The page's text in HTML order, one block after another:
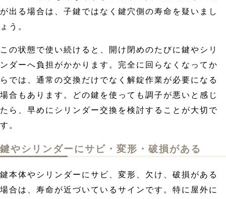
が出る場合は、子鍵ではなく鍵穴側の寿命を疑いまし
ょう。
この状態で使い続けると、開け閉めのたびに鍵やシリ
ンダーへ負担がかかります。完全に回らなくなってか
らでは、通常の交換だけでなく解錠作業が必要になる
場合もあります。どの鍵を使っても調子が悪いと感じ
たら、早めにシリンダー交換を検討することが大切で
す。
鍵やシリンダーにサビ・変形・破損がある
鍵本体やシリンダーにサビ、変形、欠け、破損がある
場合は、寿命が近づいているサインです。特に屋外に